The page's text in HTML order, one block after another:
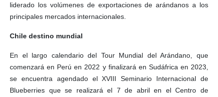
liderado los volúmenes de exportaciones de arándanos a los
principales mercados internacionales.
Chile destino mundial
En el largo calendario del Tour Mundial del Arándano, que
comenzará en Perú en 2022 y finalizará en Sudáfrica en 2023,
se encuentra agendado el XVIII Seminario Internacional de
Blueberries que se realizará el 7 de abril en el Centro de